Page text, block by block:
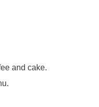
and cake.